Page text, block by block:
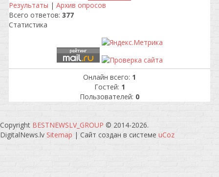
Результаты | Архив опросов
Всего ответов: 377
Статистика
Онлайн всего: 1
Гостей: 1
Пользователей: 0
Copyright BESTNEWSLV_GROUP © 2014-2026.
DigitalNews.lv Sitemap | Сайт создан в системе uCoz